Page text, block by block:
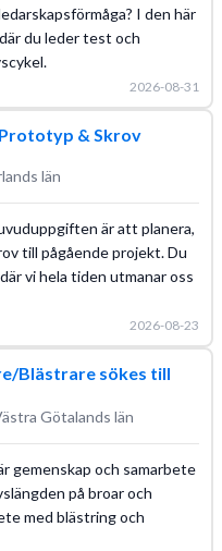
I den här
du leder test och
2026-08-31
& Skrov
län
är att planera,
till pågående projekt. Du
vi hela tiden utmanar oss
2026-08-23
Blästrare sökes till
Götalands län
gemenskap och samarbete
på broar och
med blästring och